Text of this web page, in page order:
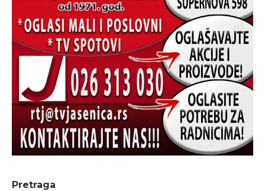
Pretraga